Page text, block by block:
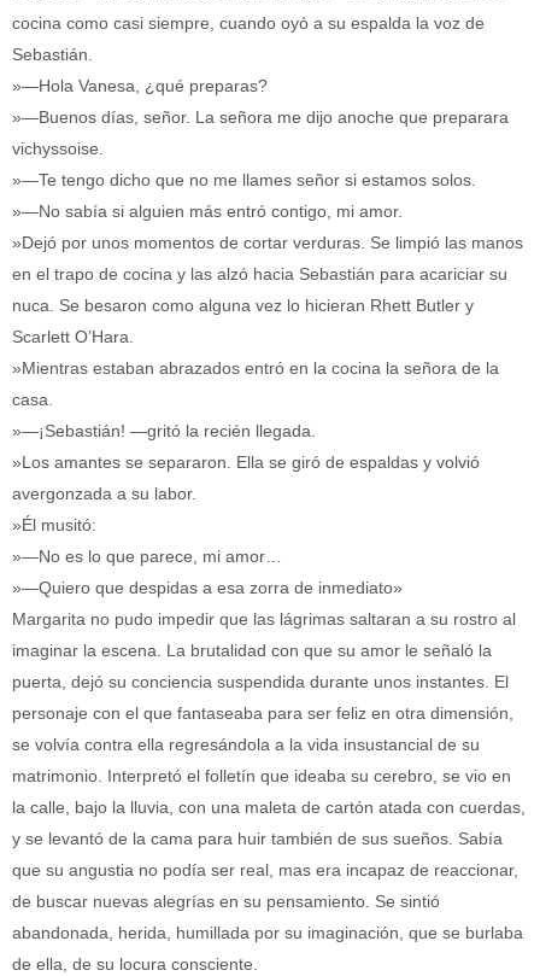
cocina como casi siempre, cuando oyó a su espalda la voz de
Sebastián.
»—Hola Vanesa, ¿qué preparas?
»—Buenos días, señor. La señora me dijo anoche que preparara
vichyssoise.
»—Te tengo dicho que no me llames señor si estamos solos.
»—No sabía si alguien más entró contigo, mi amor.
»Dejó por unos momentos de cortar verduras. Se limpió las manos
en el trapo de cocina y las alzó hacia Sebastián para acariciar su
nuca. Se besaron como alguna vez lo hicieran Rhett Butler y
Scarlett O’Hara.
»Mientras estaban abrazados entró en la cocina la señora de la
casa.
»—¡Sebastián! —gritó la recién llegada.
»Los amantes se separaron. Ella se giró de espaldas y volvió
avergonzada a su labor.
»Él musitó:
»—No es lo que parece, mi amor…
»—Quiero que despidas a esa zorra de inmediato»
Margarita no pudo impedir que las lágrimas saltaran a su rostro al
imaginar la escena. La brutalidad con que su amor le señaló la
puerta, dejó su conciencia suspendida durante unos instantes. El
personaje con el que fantaseaba para ser feliz en otra dimensión,
se volvía contra ella regresándola a la vida insustancial de su
matrimonio. Interpretó el folletín que ideaba su cerebro, se vio en
la calle, bajo la lluvia, con una maleta de cartón atada con cuerdas,
y se levantó de la cama para huir también de sus sueños. Sabía
que su angustia no podía ser real, mas era incapaz de reaccionar,
de buscar nuevas alegrías en su pensamiento. Se sintió
abandonada, herida, humillada por su imaginación, que se burlaba
de ella, de su locura consciente.